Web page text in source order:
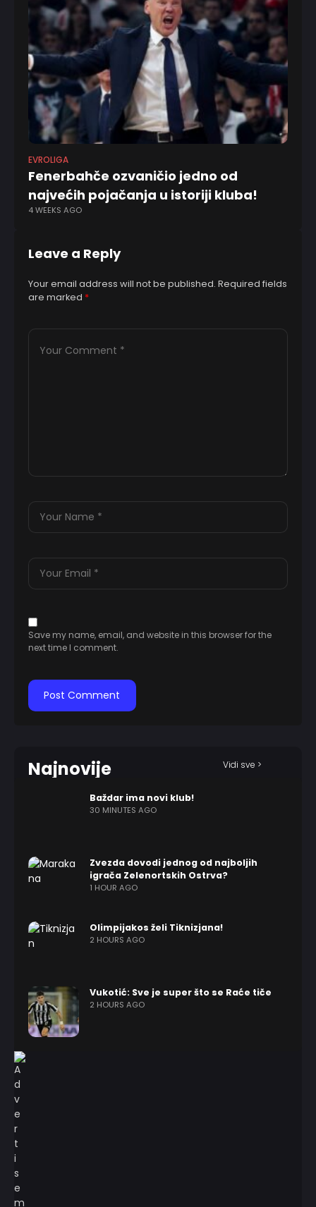
EVROLIGA
Fenerbahče ozvaničio jedno od
najvećih pojačanja u istoriji kluba!
4 WEEKS AGO
Leave a Reply
Your email address will not be published. Required fields
are marked *
Save my name, email, and website in this browser for the
next time I comment.
Najnovije Vidi sve >
Baždar ima novi klub!
30 MINUTES AGO
Zvezda dovodi jednog od najboljih
igrača Zelenortskih Ostrva?
1 HOUR AGO
Olimpijakos želi Tiknizjana!
2 HOURS AGO
Vukotić: Sve je super što se Raće tiče
2 HOURS AGO